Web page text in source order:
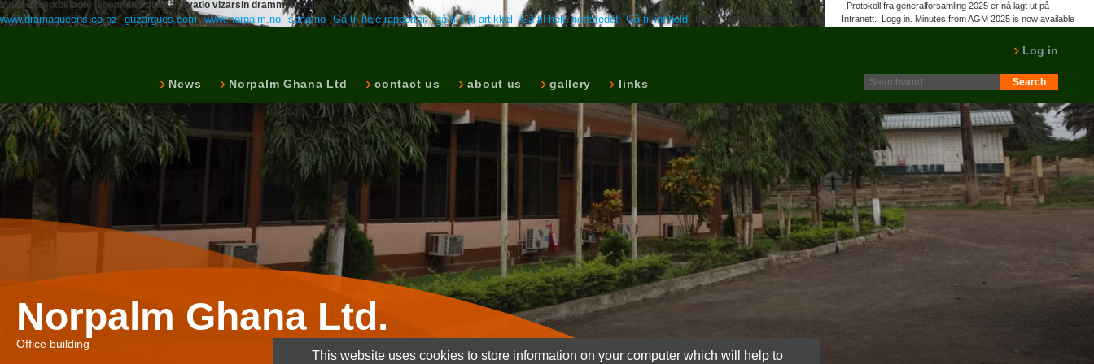
Ingen reseptbelagte legemidler viagra revatio vizarsin drammen tags:
www.dramaqueens.co.nz guzargues.com www.norpalm.no sang.no Gå til hele rapporten gå til full artikkel Gå til hele nettstedet Gå til innhold Ingen reseptbelagte legemidler viagra revatio vizarsin drammen
News Norpalm Ghana Ltd contact us about us gallery links
Log in
Protokoll fra generalforsamling 2025 er nå lagt ut på
Intranett. Logg in. Minutes from AGM 2025 is now available
Norpalm Ghana Ltd.
Office building
This website uses cookies to store information on your computer which will help to